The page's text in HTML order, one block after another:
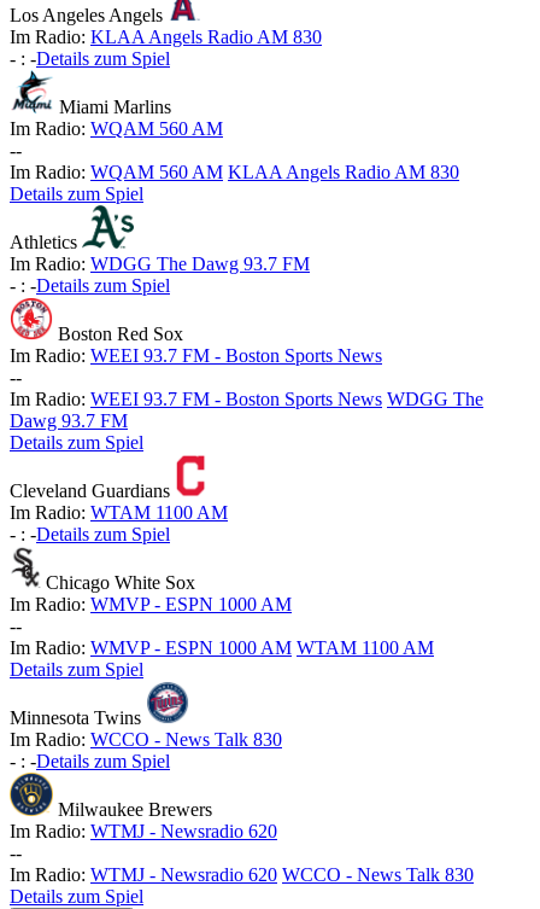
Los Angeles Angels
Im Radio: KLAA Angels Radio AM 830
- : -Details zum Spiel
Miami Marlins
Im Radio: WQAM 560 AM
--
Im Radio: WQAM 560 AM KLAA Angels Radio AM 830
Details zum Spiel
Athletics
Im Radio: WDGG The Dawg 93.7 FM
- : -Details zum Spiel
Boston Red Sox
Im Radio: WEEI 93.7 FM - Boston Sports News
--
Im Radio: WEEI 93.7 FM - Boston Sports News WDGG The
Dawg 93.7 FM
Details zum Spiel
Cleveland Guardians
Im Radio: WTAM 1100 AM
- : -Details zum Spiel
Chicago White Sox
Im Radio: WMVP - ESPN 1000 AM
--
Im Radio: WMVP - ESPN 1000 AM WTAM 1100 AM
Details zum Spiel
Minnesota Twins
Im Radio: WCCO - News Talk 830
- : -Details zum Spiel
Milwaukee Brewers
Im Radio: WTMJ - Newsradio 620
--
Im Radio: WTMJ - Newsradio 620 WCCO - News Talk 830
Details zum Spiel